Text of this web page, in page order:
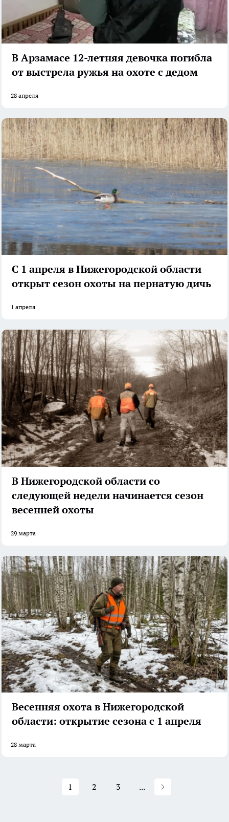
В Арзамасе 12-летняя девочка погибла
от выстрела ружья на охоте с дедом
28 апреля
С 1 апреля в Нижегородской области
открыт сезон охоты на пернатую дичь
1 апреля
В Нижегородской области со
следующей недели начинается сезон
весенней охоты
29 марта
Весенняя охота в Нижегородской
области: открытие сезона с 1 апреля
28 марта
1 2 3 ...